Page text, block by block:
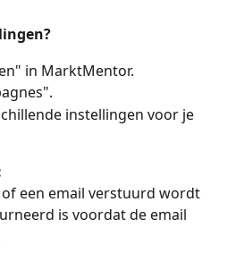
in MarktMentor.
instellingen voor je
een email verstuurd wordt
is voordat de email